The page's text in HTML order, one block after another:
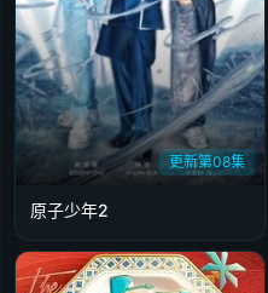
更新第08集
原子少年2